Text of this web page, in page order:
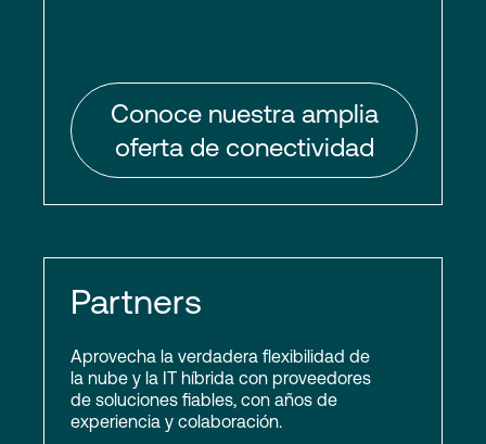
Conoce nuestra amplia
oferta de conectividad
Partners
Aprovecha la verdadera flexibilidad de
la nube y la IT híbrida con proveedores
de soluciones fiables, con años de
experiencia y colaboración.